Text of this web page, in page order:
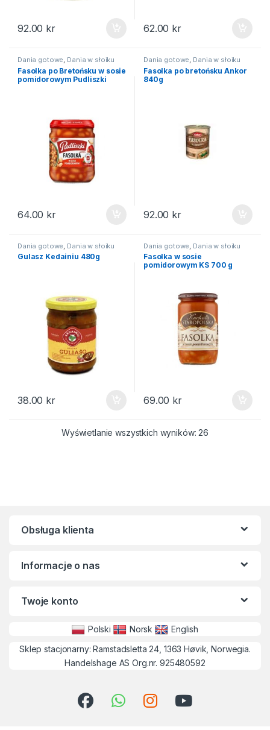
92.00 kr 62.00 kr
Dania gotowe, Dania w słoiku
Fasolka po Bretońsku w sosie
pomidorowym Pudliszki
64.00 kr
Dania gotowe, Dania w słoiku
Fasolka po bretońsku Ankor
840g
92.00 kr
Dania gotowe Dania w słoiku
Gulasz Kedainiu 480g
38.00 kr
Dania gotowe Dania w słoiku
Fasolka w sosie
pomidorowym KS 700 g
69.00 kr
Wyświetlanie wszystkich wyników: 26
Obsługa klienta
Informacje o nas
Twoje konto
Polski Norsk
English
Sklep stacjonarny: Ramstadsletta 24, 1363 Høvik, Norwegia.
Handelshage AS Org.nr. 925480592